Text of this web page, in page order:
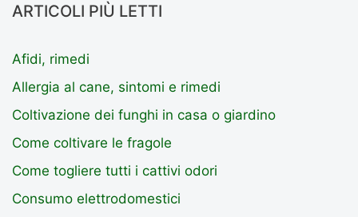
ARTICOLI PIÙ LETTI
Afidi, rimedi
Allergia al cane, sintomi e rimedi
Coltivazione dei funghi in casa o giardino
Come coltivare le fragole
Come togliere tutti i cattivi odori
Consumo elettrodomestici